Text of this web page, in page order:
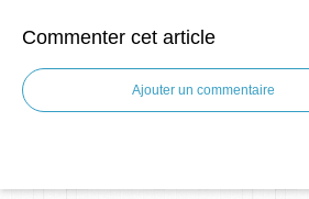
Commenter cet article
Ajouter un commentaire